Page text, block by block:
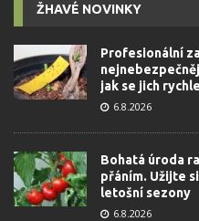
ŽHAVÉ NOVINKY
Profesionální
jak se jich
6.8.2026
Bohatá úroda
přáním. Užijte
letošní sezony
6.8.2026